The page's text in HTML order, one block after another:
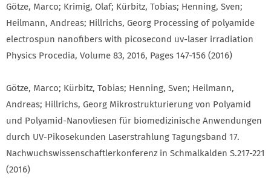
Götze, Marco; Krimig, Olaf; Kürbitz, Tobias; Henning, Sven;
Heilmann, Andreas; Hillrichs, Georg Processing of polyamide
electrospun nanofibers with picosecond uv-laser irradiation
Physics Procedia, Volume 83, 2016, Pages 147-156 (2016)
Götze, Marco; Kürbitz, Tobias; Henning, Sven; Heilmann,
Andreas; Hillrichs, Georg Mikrostrukturierung von Polyamid
und Polyamid-Nanovliesen für biomedizinische Anwendungen
durch UV-Pikosekunden Laserstrahlung Tagungsband 17.
Nachwuchswissenschaftlerkonferenz in Schmalkalden S.217-221
(2016)